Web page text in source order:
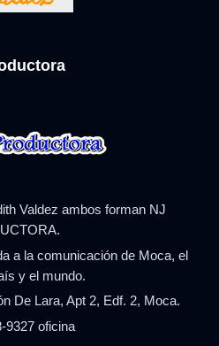
Valdez ambos forman NJ
a la comunicación de Moca, el
y el mundo.
De Lara, Apt 2, Edf. 2, Moca.
9327 oficina